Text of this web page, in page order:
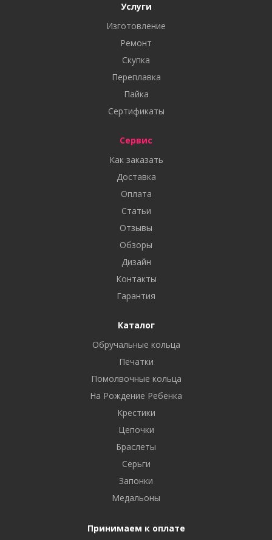
Услуги
Изготовление
Ремонт
Скупка
Переплавка
Пайка
Сертификаты
Сервис
Как заказать
Доставка
Оплата
Статьи
Отзывы
Обзоры
Дизайн
Контакты
Гарантия
Каталог
Обручальные кольца
Печатки
Помолвочные кольца
На Рождение Ребенка
Крестики
Цепочки
Браслеты
Серьги
Запонки
Медальоны
Принимаем к оплате